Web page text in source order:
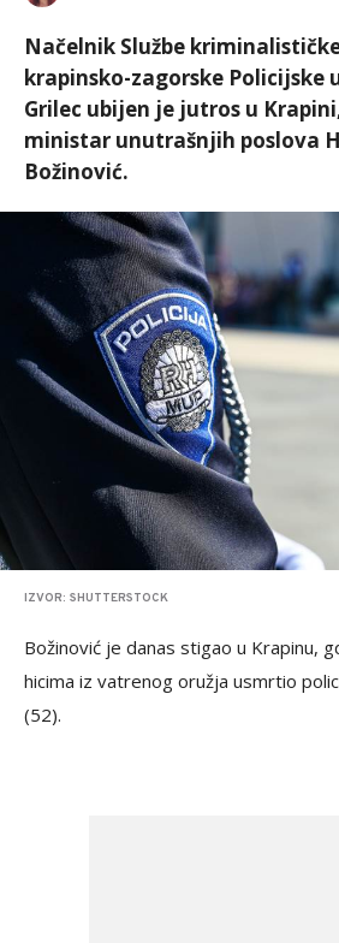
Načelnik Službe
krapinsko-zagorske Policijske
Grilec ubijen je jutros u
ministar unutrašnjih poslova
Božinović.
IZVOR: SHUTTERSTOCK
Božinović je danas stigao u Krapinu,
hicima iz vatrenog oružja usmrtio
(52).